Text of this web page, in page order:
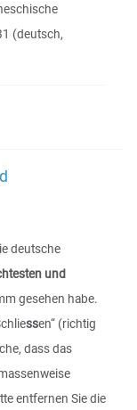
(deutsch,
deutsche
und
gesehen habe.
ssen“ (richtig
dass das
entfernen Sie die